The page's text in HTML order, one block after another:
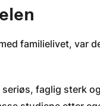
familielivet, var
faglig sterk